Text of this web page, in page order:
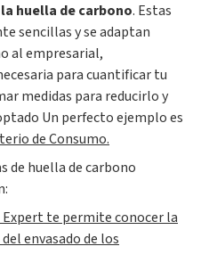
huella de carbono. Estas
sencillas y se adaptan
al empresarial,
para cuantificar tu
medidas para reducirlo y
Un perfecto ejemplo es
de Consumo.
de huella de carbono
Expert te permite conocer la
envasado de los